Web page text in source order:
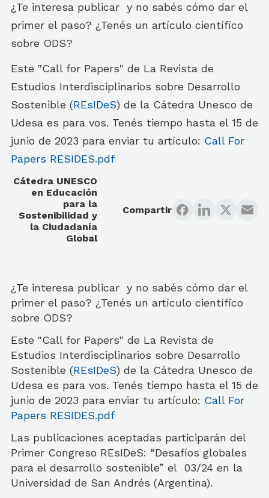
¿Te interesa publicar y no sabés cómo dar el
primer el paso? ¿Tenés un artículo científico
sobre ODS?
Este "Call for Papers" de La Revista de
Estudios Interdisciplinarios sobre Desarrollo
Sostenible (REsIDeS) de la Cátedra Unesco de
Udesa es para vos. Tenés tiempo hasta el 15 de
junio de 2023 para enviar tu artículo: Call For
Papers RESIDES.pdf
Cátedra UNESCO
en Educación
para la
Sostenibilidad y
la Ciudadanía
Global
Compartir
¿Te interesa publicar y no sabés cómo dar el
primer el paso? ¿Tenés un artículo científico
sobre ODS?
Este "Call for Papers" de La Revista de
Estudios Interdisciplinarios sobre Desarrollo
Sostenible (REsIDeS) de la Cátedra Unesco de
Udesa es para vos. Tenés tiempo hasta el 15 de
junio de 2023 para enviar tu artículo: Call For
Papers RESIDES.pdf
Las publicaciones aceptadas participarán del
Primer Congreso REsIDeS: “Desafíos globales
para el desarrollo sostenible” el 03/24 en la
Universidad de San Andrés (Argentina).